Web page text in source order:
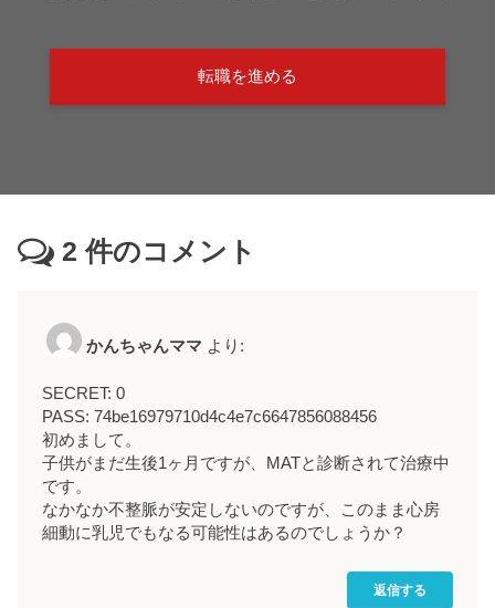
転職を進める
2 件のコメント
かんちゃんママ より:
SECRET: 0
PASS: 74be16979710d4c4e7c6647856088456
初めまして。
子供がまだ生後1ヶ月ですが、MATと診断されて治療中
です。
なかなか不整脈が安定しないのですが、このまま心房
細動に乳児でもなる可能性はあるのでしょうか？
返信する